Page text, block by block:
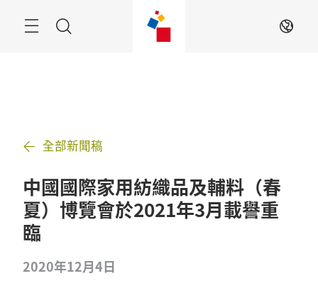
ZH
全部新聞稿
中國國際家用紡織品及輔料（春
夏）博覽會於2021年3月載譽重
臨
2020年12月4日